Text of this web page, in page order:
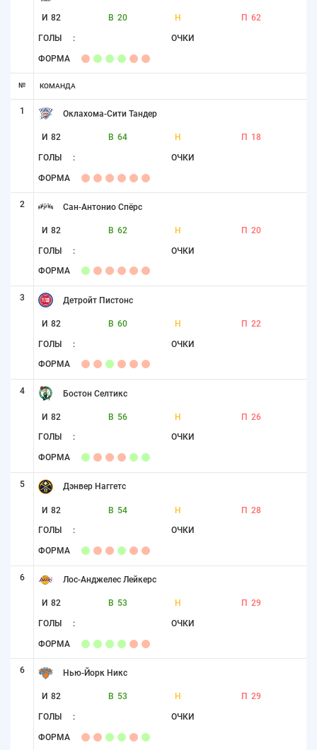
И 82 В 20 Н П 62
ГОЛЫ : ОЧКИ
ФОРМА
№ КОМАНДА
1 Оклахома-Сити Тандер
И 82 В 64 Н П 18
ГОЛЫ : ОЧКИ
ФОРМА
2 Сан-Антонио Спёрс
И 82 В 62 Н П 20
ГОЛЫ : ОЧКИ
ФОРМА
3 Детройт Пистонс
И 82 В 60 Н П 22
ГОЛЫ : ОЧКИ
ФОРМА
4 Бостон Селтикс
И 82 В 56 Н П 26
ГОЛЫ : ОЧКИ
ФОРМА
5 Дэнвер Наггетс
И 82 В 54 Н П 28
ГОЛЫ : ОЧКИ
ФОРМА
6 Лос-Анджелес Лейкерс
И 82 В 53 Н П 29
ГОЛЫ : ОЧКИ
ФОРМА
6 Нью-Йорк Никс
И 82 В 53 Н П 29
ГОЛЫ : ОЧКИ
ФОРМА